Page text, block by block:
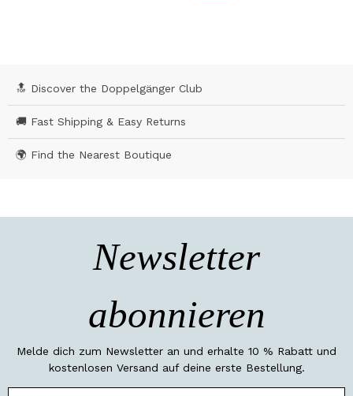
🔝 Discover the Doppelgänger Club
🚚 Fast Shipping & Easy Returns
🌍 Find the Nearest Boutique
Newsletter
abonnieren
Melde dich zum Newsletter an und erhalte 10 % Rabatt und
kostenlosen Versand auf deine erste Bestellung.